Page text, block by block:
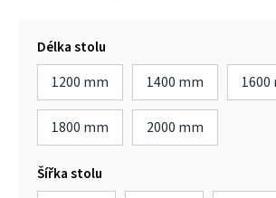
Délka stolu
1200 mm
1400 mm 1600
1800 mm 2000 mm
Šířka stolu